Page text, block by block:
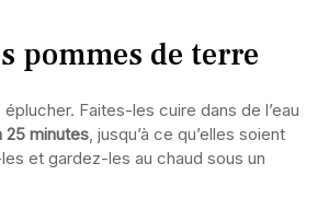
pommes de terre
Faites-les cuire dans de l’eau
25 minutes , jusqu’à ce qu’elles soient
et gardez-les au chaud sous un